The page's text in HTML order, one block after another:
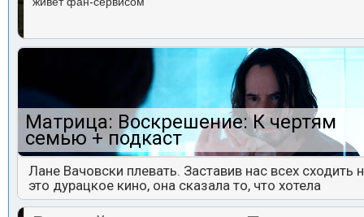
Матрица: Воскрешение: К чертям
семью + подкаст
Лане Вачовски плевать. Заставив нас всех сходить
это дурацкое кино, она сказала то, что хотела